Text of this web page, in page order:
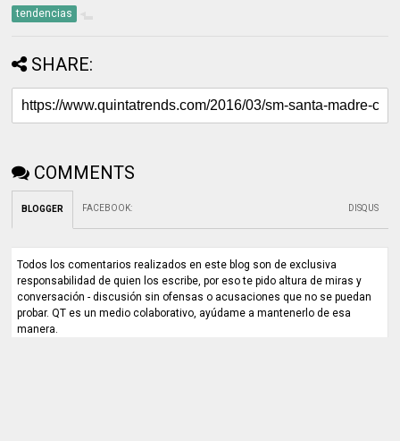
tendencias
SHARE:
COMMENTS
BLOGGER FACEBOOK: DISQUS
Todos los comentarios realizados en este blog son de exclusiva
responsabilidad de quien los escribe, por eso te pido altura de miras y
conversación - discusión sin ofensas o acusaciones que no se puedan
probar. QT es un medio colaborativo, ayúdame a mantenerlo de esa
manera.